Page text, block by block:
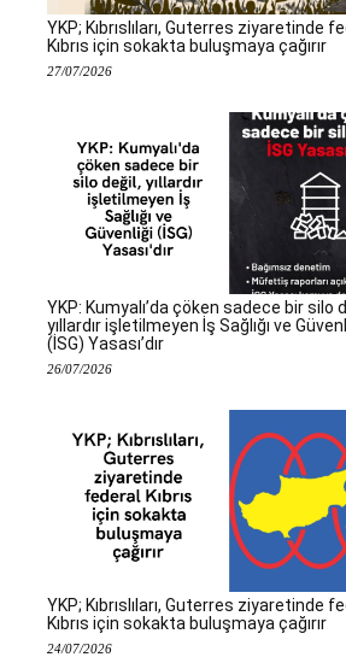
YKP; Kıbrıslıları, Guterres ziyaretinde
Kıbrıs için sokakta buluşmaya çağırır
27/07/2026
YKP: Kumyalı’da çöken sadece bir silo
yıllardır işletilmeyen İş Sağlığı ve
(İSG) Yasası’dır
26/07/2026
YKP; Kıbrıslıları, Guterres ziyaretinde
Kıbrıs için sokakta buluşmaya çağırır
24/07/2026